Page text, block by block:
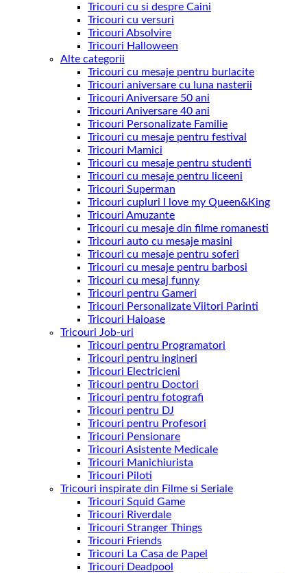
Tricouri cu si despre Caini
Tricouri cu versuri
Tricouri Absolvire
Tricouri Halloween
Alte categorii
Tricouri cu mesaje pentru burlacite
Tricouri aniversare cu luna nasterii
Tricouri Aniversare 50 ani
Tricouri Aniversare 40 ani
Tricouri Personalizate Familie
Tricouri cu mesaje pentru festival
Tricouri Mamici
Tricouri cu mesaje pentru studenti
Tricouri cu mesaje pentru liceeni
Tricouri Superman
Tricouri cupluri I love my Queen&King
Tricouri Amuzante
Tricouri cu mesaje din filme romanesti
Tricouri auto cu mesaje masini
Tricouri cu mesaje pentru soferi
Tricouri cu mesaje pentru barbosi
Tricouri cu mesaj funny
Tricouri pentru Gameri
Tricouri Personalizate Viitori Parinti
Tricouri Haioase
Tricouri Job-uri
Tricouri pentru Programatori
Tricouri pentru ingineri
Tricouri Electricieni
Tricouri pentru Doctori
Tricouri pentru fotografi
Tricouri pentru DJ
Tricouri pentru Profesori
Tricouri Pensionare
Tricouri Asistente Medicale
Tricouri Manichiurista
Tricouri Piloti
Tricouri inspirate din Filme si Seriale
Tricouri Squid Game
Tricouri Riverdale
Tricouri Stranger Things
Tricouri Friends
Tricouri La Casa de Papel
Tricouri Deadpool